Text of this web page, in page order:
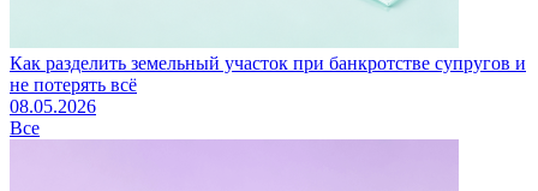
Как разделить земельный участок при банкротстве супругов и
не потерять всё
08.05.2026
Все